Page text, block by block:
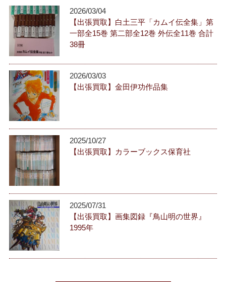
2026/03/04
【出張買取】白土三平「カムイ伝全集」第
一部全15巻 第二部全12巻 外伝全11巻 合計
38冊
2026/03/03
【出張買取】金田伊功作品集
2025/10/27
【出張買取】カラーブックス保育社
2025/07/31
【出張買取】画集図録『鳥山明の世界』
1995年